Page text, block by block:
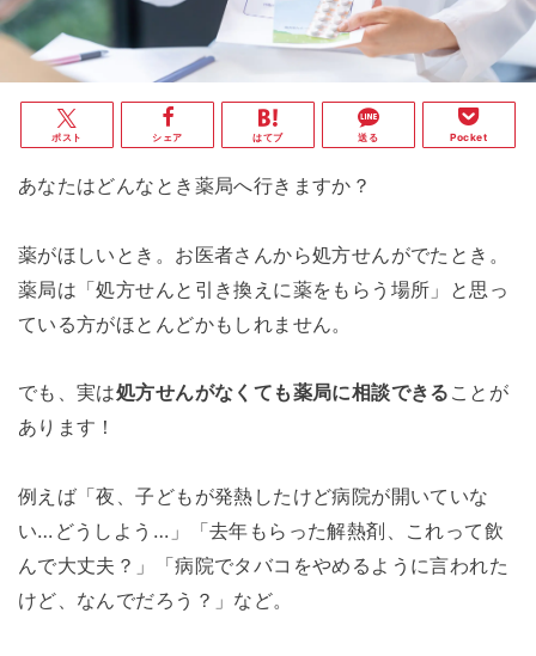
ポスト シェア はてブ 送る Pocket
あなたはどんなとき薬局へ行きますか？
薬がほしいとき。お医者さんから処方せんがでたとき。
薬局は「処方せんと引き換えに薬をもらう場所」と思っ
ている方がほとんどかもしれません。
でも、実は処方せんがなくても薬局に相談できる ことが
あります！
例えば「夜、子どもが発熱したけど病院が開いていな
い…どうしよう…」「去年もらった解熱剤、これって飲
んで大丈夫？」「病院でタバコをやめるように言われた
けど、なんでだろう？」など。